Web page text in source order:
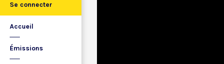
Se connecter
Accueil
Émissions